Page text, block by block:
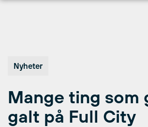
Nyheter
Mange ting som
galt på Full City